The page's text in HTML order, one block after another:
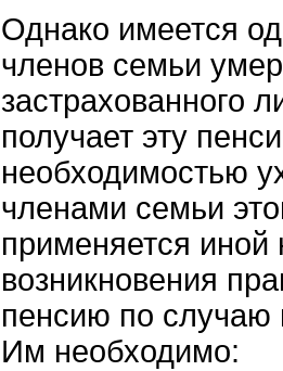
Однако имеется
членов семьи
застрахованного
получает эту
необходимостью
членами семьи
применяется иной
возникновения
пенсию по случаю
Им необходимо: